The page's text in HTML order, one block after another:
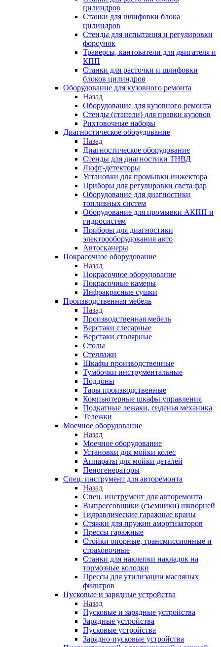
цилиндров
Станки для шлифовки блока
цилиндров
Стенды для испытания и регулировки
форсунок
Траверсы, кантователи для двигателя и
КПП
Станки для расточки и шлифовки
блоков цилиндров
Оборудование для кузовного ремонта
Назад
Оборудование для кузовного ремонта
Стенды (стапели) для правки кузовов
Рихтовочные наборы
Диагностическое оборудование
Назад
Диагностическое оборудование
Стенды для диагностики ТНВД
Люфт-детекторы
Установки для промывки инжектора
Приборы для регулировки света фар
Оборудование для диагностики
топливных систем
Оборудование для промывки АКПП и
гидросистем
Приборы для диагностики
электрооборудования авто
Автосканеры
Покрасочное оборудование
Назад
Покрасочное оборудование
Покрасочные камеры
Инфракрасные сушки
Производственная мебель
Назад
Производственная мебель
Верстаки слесарные
Верстаки столярные
Столы
Стеллажи
Шкафы производственные
Тумбочки инструментальные
Поддоны
Тары производственные
Компьютерные шкафы управления
Подкатные лежаки, сиденья механика
Тележки
Моечное оборудование
Назад
Моечное оборудование
Установки для мойки колес
Аппараты для мойки деталей
Пеногенераторы
Спец. инструмент для авторемонта
Назад
Спец. инструмент для авторемонта
Выпрессовщики (съемники) шкворней
Гидравлические гаражные краны
Стяжки для пружин амортизаторов
Прессы гаражные
Стойки опорные, трансмиссионные и
страховочные
Станки для наклепки накладок на
тормозные колодки
Прессы для утилизации масляных
фильтров
Пусковые и зарядные устройства
Назад
Пусковые и зарядные устройства
Зарядные устройства
Пусковые устройства
Зарядно-пусковые устройства